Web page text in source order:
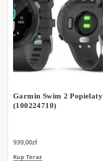
Garmin Swim 2 Popielaty
(100224710)
939,00zł
Kup Teraz